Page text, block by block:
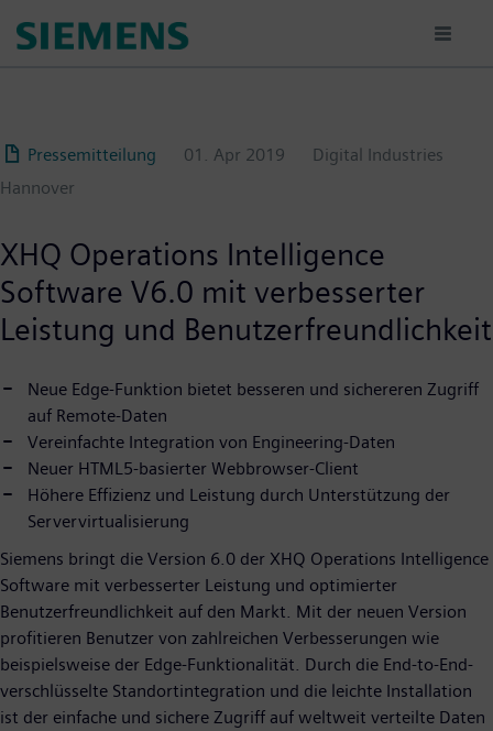
para
Pressemitteilung
01. Apr 2019
Digital Industries
Hannover
XHQ Operations Intelligence
Software V6.0 mit verbesserter
Leistung und Benutzerfreundlichkeit
Neue Edge-Funktion bietet besseren und sichereren Zugriff
auf Remote-Daten
Vereinfachte Integration von Engineering-Daten
Neuer HTML5-basierter Webbrowser-Client
Höhere Effizienz und Leistung durch Unterstützung der
Servervirtualisierung
Siemens bringt die Version 6.0 der XHQ Operations Intelligence
Software mit verbesserter Leistung und optimierter
Benutzerfreundlichkeit auf den Markt. Mit der neuen Version
profitieren Benutzer von zahlreichen Verbesserungen wie
beispielsweise der Edge-Funktionalität. Durch die End-to-End-
verschlüsselte Standortintegration und die leichte Installation
ist der einfache und sichere Zugriff auf weltweit verteilte Daten